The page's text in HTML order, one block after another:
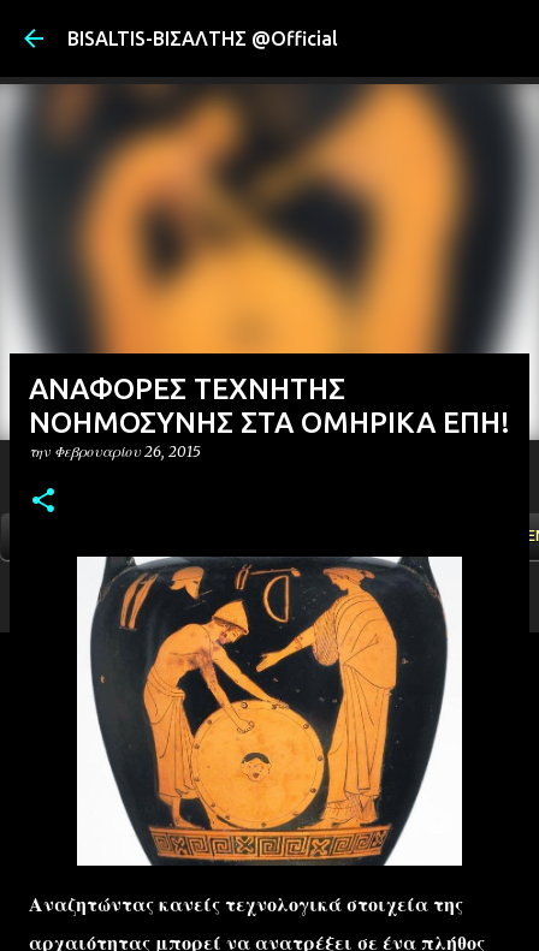
BISALTIS-ΒΙΣΑΛΤΗΣ @Official
ΑΝΑΦΟΡΕΣ ΤΕΧΝΗΤΗΣ
ΝΟΗΜΟΣΥΝΗΣ ΣΤΑ ΟΜΗΡΙΚΑ ΕΠΗ!
την Φεβρουαρίου 26, 2015
Αναζητώντας κανείς τεχνολογικά στοιχεία της
αρχαιότητας μπορεί να ανατρέξει σε ένα πλήθος